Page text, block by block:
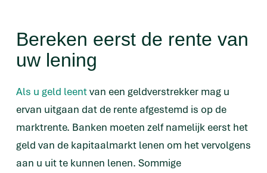
Bereken eerst de rente van
uw lening
Als u geld leentvan een geldverstrekker mag u
ervan uitgaan dat de rente afgestemd is op de
marktrente. Banken moeten zelf namelijk eerst het
geld van de kapitaalmarkt lenen om het vervolgens
aan u uit te kunnen lenen. Sommige